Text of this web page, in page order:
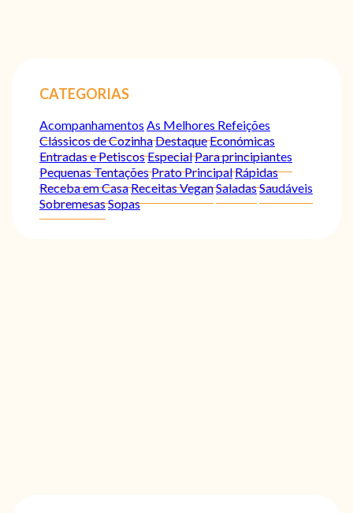
CATEGORIAS
Acompanhamentos As Melhores Refeições
Clássicos de CozinhaDestaqueEconómicas
Entradas e PetiscosEspecialPara principiantes
Pequenas TentaçõesPrato PrincipalRápidas
Receba em CasaReceitas VeganSaladasSaudáveis
SobremesasSopas